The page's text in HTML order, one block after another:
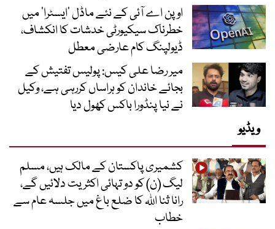
اوپن اے آئی کے نئے ماڈل ’ایسٹرا‘ میں
خطرناک سیکیورٹی خدشات کا انکشاف،
ڈیولپنگ کام عارضی معطل
میر رضا علی کیس: پولیس تفتیش کے
بجائے خاندان کو ہراساں کررہی ہے، وکیل
نے نیا پنڈورا باکس کھول دیا
ویڈیو
کشمیری پاکستان کے مالک ہیں، مسلم
لیگ (ن) کو دو تہائی اکثریت دلائیں گے،
رانا ثنا اللہ کا ضلع باغ میں جلسہ عام سے
خطاب